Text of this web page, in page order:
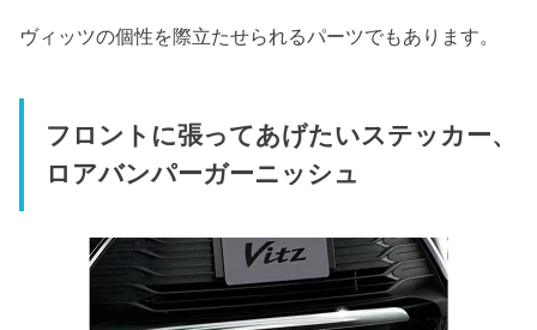
ヴィッツの個性を際立たせられるパーツでもあります。
フロントに張ってあげたいステッカー、
ロアバンパーガーニッシュ